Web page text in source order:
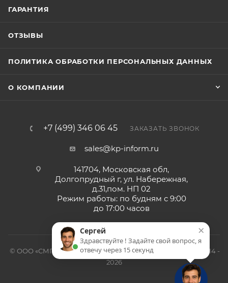
ГАРАНТИЯ
ОТЗЫВЫ
ПОЛИТИКА ОБРАБОТКИ ПЕРСОНАЛЬНЫХ ДАННЫХ
О КОМПАНИИ
+7 (499) 346 06 45 ЗАКАЗАТЬ ЗВОНОК
sales@kp-inform.ru
141704, Московская обл,
Долгопрудный г, ул. Набережная,
д.31,пом. НП 02
Режим работы: по будням с 9:00
до 17:00 часов
© ООО «СМП-Проект», поставка серверных запчастей, 2014 -
2026
×
Сергей
Здравствуйте ! Задайте свой вопрос, я
отвечу через 15 секунд